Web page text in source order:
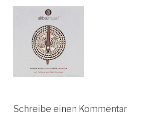
Schreibe einen Kommentar